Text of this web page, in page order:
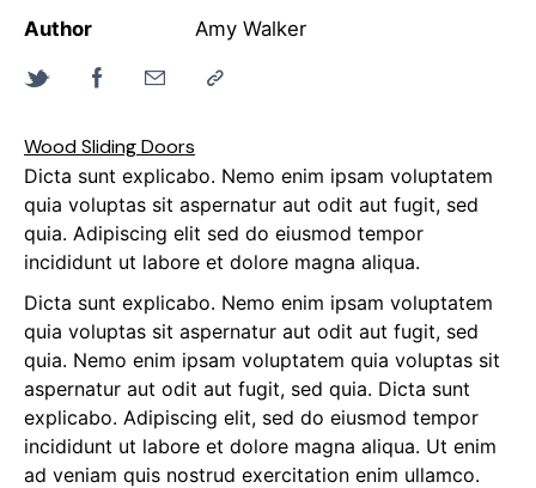
Author
Amy Walker
Wood Sliding Doors
Dicta sunt explicabo. Nemo enim ipsam voluptatem
quia voluptas sit aspernatur aut odit aut fugit, sed
quia. Adipiscing elit sed do eiusmod tempor
incididunt ut labore et dolore magna aliqua.
Dicta sunt explicabo. Nemo enim ipsam voluptatem
quia voluptas sit aspernatur aut odit aut fugit, sed
quia. Nemo enim ipsam voluptatem quia voluptas sit
aspernatur aut odit aut fugit, sed quia. Dicta sunt
explicabo. Adipiscing elit, sed do eiusmod tempor
incididunt ut labore et dolore magna aliqua. Ut enim
ad veniam quis nostrud exercitation enim ullamco.